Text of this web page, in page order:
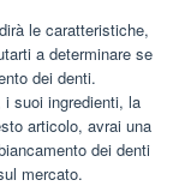
le caratteristiche,
a determinare se
dei denti.
suoi ingredienti, la
articolo, avrai una
dei denti
mercato.